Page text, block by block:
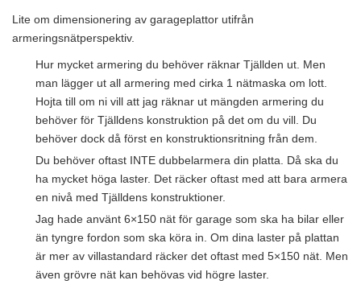
Lite om dimensionering av garageplattor utifrån
armeringsnätperspektiv.
Hur mycket armering du behöver räknar Tjällden ut. Men
man lägger ut all armering med cirka 1 nätmaska om lott.
Hojta till om ni vill att jag räknar ut mängden armering du
behöver för Tjälldens konstruktion på det om du vill. Du
behöver dock då först en konstruktionsritning från dem.
Du behöver oftast INTE dubbelarmera din platta. Då ska du
ha mycket höga laster. Det räcker oftast med att bara armera
en nivå med Tjälldens konstruktioner.
Jag hade använt 6×150 nät för garage som ska ha bilar eller
än tyngre fordon som ska köra in. Om dina laster på plattan
är mer av villastandard räcker det oftast med 5×150 nät. Men
även grövre nät kan behövas vid högre laster.